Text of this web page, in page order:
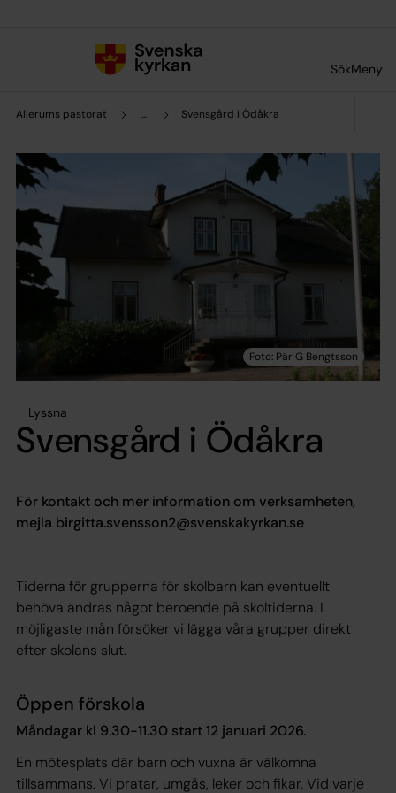
SökMeny
Allerums pastorat ... Svensgård i Ödåkra
Lyssna
Svensgård i Ödåkra
För kontakt och mer information om verksamheten,
mejla birgitta.svensson2@svenskakyrkan.se
Tiderna för grupperna för skolbarn kan eventuellt
behöva ändras något beroende på skoltiderna. I
möjligaste mån försöker vi lägga våra grupper direkt
efter skolans slut.
Öppen förskola
Måndagar kl 9.30-11.30 start 12 januari 2026.
En mötesplats där barn och vuxna är välkomna
tillsammans. Vi pratar, umgås, leker och fikar. Vid varje